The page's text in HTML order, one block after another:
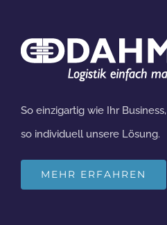
So einzigartig wie Ihr Business,
so individuell unsere Lösung.
MEHR ERFAHREN